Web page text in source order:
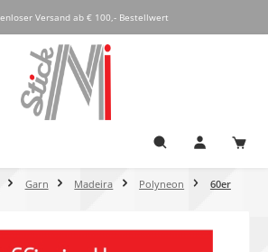
Versand ab € 100,- Bestellwert
Garn Madeira Polyneon 60er